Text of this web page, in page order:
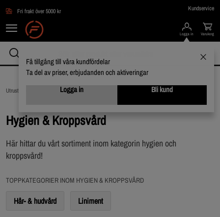
Fri frakt över 5000 kr Kundservice
Logga in
Få tillgång till våra kundfördelar
Ta del av priser, erbjudanden och aktiveringar
Logga in
Bli kund
Varukorg
Utrustning & Tillbehör / Hygien & Kroppsvård
Hygien & Kroppsvård
Här hittar du vårt sortiment inom kategorin hygien och
kroppsvård!
TOPPKATEGORIER INOM HYGIEN & KROPPSVÅRD
Hår- & hudvård Liniment